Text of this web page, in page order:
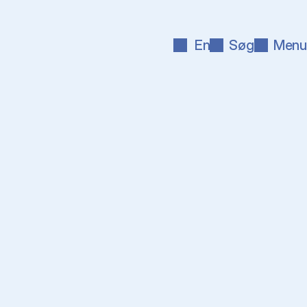
En Søg Menu